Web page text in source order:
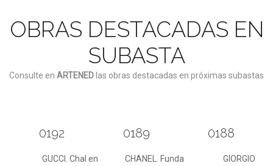
OBRAS DESTACADAS EN
SUBASTA
Consulte en ARTENED las obras destacadas en próximas subastas
0192
GUCCI. Chal en
0189
CHANEL. Funda
0188
GIORGIO